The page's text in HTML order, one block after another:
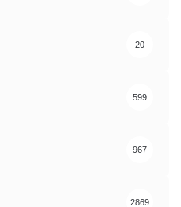
20
599
967
2869